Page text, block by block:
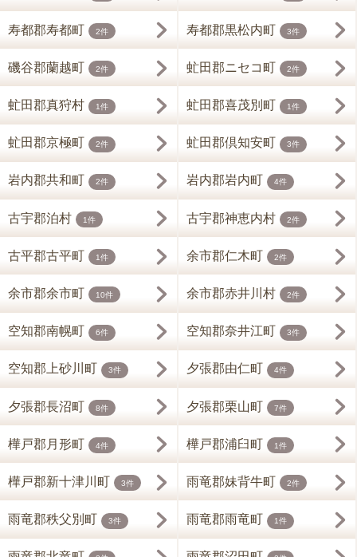
寿都郡寿都町 2件 寿都郡黒松内町 3件
磯谷郡蘭越町 2件 虻田郡ニセコ町 2件
虻田郡真狩村 1件 虻田郡喜茂別町 1件
虻田郡京極町 2件 虻田郡倶知安町 3件
岩内郡共和町 2件 岩内郡岩内町 4件
古宇郡泊村 1件 古宇郡神恵内村 2件
古平郡古平町 1件 余市郡仁木町 2件
余市郡余市町 10件 余市郡赤井川村 2件
空知郡南幌町 6件 空知郡奈井江町 3件
空知郡上砂川町 3件 夕張郡由仁町 4件
夕張郡長沼町 8件 夕張郡栗山町 7件
樺戸郡月形町 4件 樺戸郡浦臼町 1件
樺戸郡新十津川町 3件 雨竜郡妹背牛町 2件
雨竜郡秩父別町 3件 雨竜郡雨竜町 1件